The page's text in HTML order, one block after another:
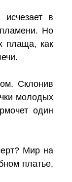
в
Но
плаща, как
Склонив
молодых
один
Мир на
платье,